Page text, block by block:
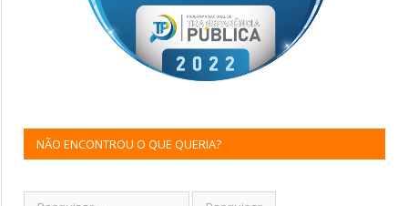
NÃO ENCONTROU O QUE QUERIA?